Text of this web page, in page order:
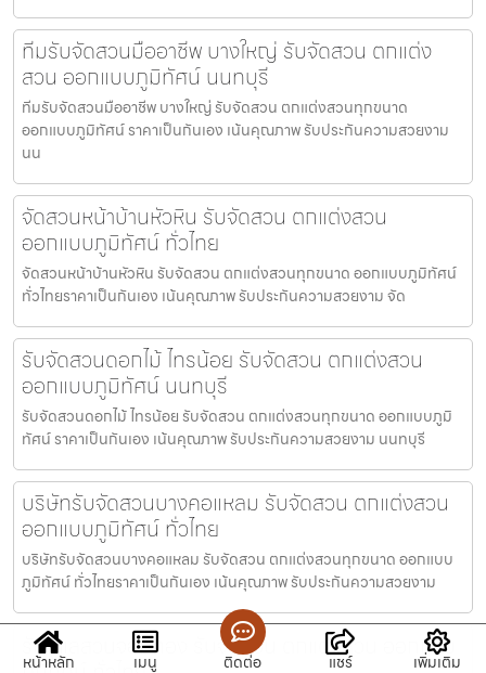
ทีมรับจัดสวนมืออาชีพ บางใหญ่ รับจัดสวน ตกแต่ง
สวน ออกแบบภูมิทัศน์ นนทบุรี
ทีมรับจัดสวนมืออาชีพ บางใหญ่ รับจัดสวน ตกแต่งสวนทุกขนาด
ออกแบบภูมิทัศน์ ราคาเป็นกันเอง เน้นคุณภาพ รับประกันความสวยงาม
นน
จัดสวนหน้าบ้านหัวหิน รับจัดสวน ตกแต่งสวน
ออกแบบภูมิทัศน์ ทั่วไทย
จัดสวนหน้าบ้านหัวหิน รับจัดสวน ตกแต่งสวนทุกขนาด ออกแบบภูมิทัศน์
ทั่วไทยราคาเป็นกันเอง เน้นคุณภาพ รับประกันความสวยงาม จัด
รับจัดสวนดอกไม้ ไทรน้อย รับจัดสวน ตกแต่งสวน
ออกแบบภูมิทัศน์ นนทบุรี
รับจัดสวนดอกไม้ ไทรน้อย รับจัดสวน ตกแต่งสวนทุกขนาด ออกแบบภูมิ
ทัศน์ ราคาเป็นกันเอง เน้นคุณภาพ รับประกันความสวยงาม นนทบุรี
บริษัทรับจัดสวนบางคอแหลม รับจัดสวน ตกแต่งสวน
ออกแบบภูมิทัศน์ ทั่วไทย
บริษัทรับจัดสวนบางคอแหลม รับจัดสวน ตกแต่งสวนทุกขนาด ออกแบบ
ภูมิทัศน์ ทั่วไทยราคาเป็นกันเอง เน้นคุณภาพ รับประกันความสวยงาม
รับดูแลสวนจอมทอง รับจัดสวน ตกแต่งสวน ออกแบบ
หน้าหลัก เมนู ติดต่อ แชร์ เพิ่มเติม